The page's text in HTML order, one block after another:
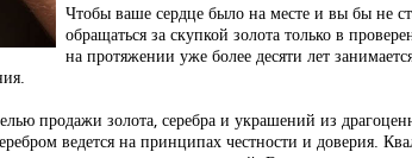
Чтобы ваше сердце было на месте и вы бы не
обращаться за скупкой золота только в
на протяжении уже более десяти лет
продажи золота, серебра и украшений из
ведется на принципах честности и доверия.